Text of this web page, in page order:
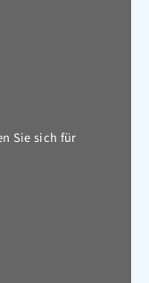
Sie sich für